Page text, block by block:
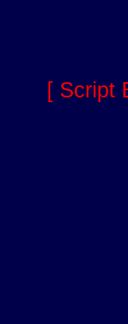
[ Script